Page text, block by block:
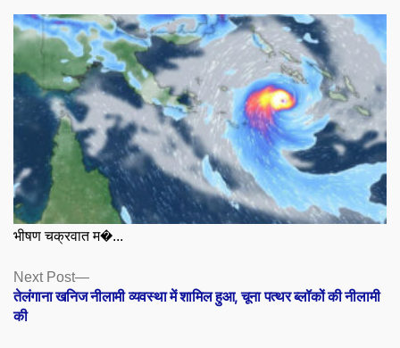
भीषण चक्रवात म�...
Posts
navigation
Next Post
Next
post:
तेलंगाना खनिज नीलामी व्यवस्था में शामिल हुआ, चूना पत्थर ब्लॉकों की नीलामी
की